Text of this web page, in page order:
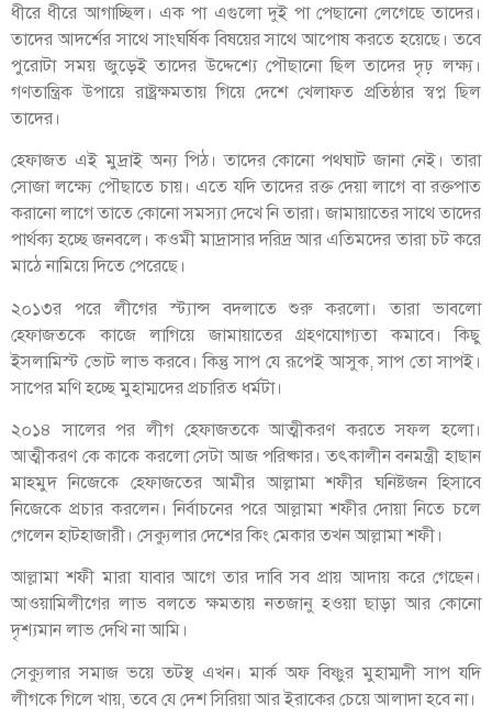
ধীরে ধীরে আগাচ্ছিল। এক পা এগুলো দুই পা পেছানো লেগেছে তাদের।
তাদের আদর্শের সাথে সাংঘর্ষিক বিষয়ের সাথে আপোষ করতে হয়েছে। তবে
পুরোটা সময় জুড়েই তাদের উদ্দেশ্যে পৌছানো ছিল তাদের দৃঢ় লক্ষ্য।
গণতান্ত্রিক উপায়ে রাষ্ট্রক্ষমতায় গিয়ে দেশে খেলাফত প্রতিষ্ঠার স্বপ্ন ছিল
তাদের।
হেফাজত এই মুদ্রাই অন্য পিঠ। তাদের কোনো পথঘাট জানা নেই। তারা
সোজা লক্ষ্যে পৌছাতে চায়। এতে যদি তাদের রক্ত দেয়া লাগে বা রক্তপাত
করানো লাগে তাতে কোনো সমস্যা দেখে নি তারা। জামায়াতের সাথে তাদের
পার্থক্য হচ্ছে জনবলে। কওমী মাদ্রাসার দরিদ্র আর এতিমদের তারা চট করে
মাঠে নামিয়ে দিতে পেরেছে।
২০১৩র পরে লীগের স্ট্যান্স বদলাতে শুরু করলো। তারা ভাবলো
হেফাজতকে কাজে লাগিয়ে জামায়াতের গ্রহণযোগ্যতা কমাবে। কিছু
ইসলামিস্ট ভোট লাভ করবে। কিন্তু সাপ যে রূপেই আসুক, সাপ তো সাপই।
সাপের মণি হচ্ছে মুহাম্মদের প্রচারিত ধর্মটা।
২০১৪ সালের পর লীগ হেফাজতকে আত্মীকরণ করতে সফল হলো।
আত্মীকরণ কে কাকে করলো সেটা আজ পরিষ্কার। তৎকালীন বনমন্ত্রী হাছান
মাহমুদ নিজেকে হেফাজতের আমীর আল্লামা শফীর ঘনিষ্টজন হিসাবে
নিজেকে প্রচার করলেন। নির্বাচনের পরে আল্লামা শফীর দোয়া নিতে চলে
গেলেন হাটহাজারী। সেক্যুলার দেশের কিং মেকার তখন আল্লামা শফী।
আল্লামা শফী মারা যাবার আগে তার দাবি সব প্রায় আদায় করে গেছেন।
আওয়ামিলীগের লাভ বলতে ক্ষমতায় নতজানু হওয়া ছাড়া আর কোনো
দৃশ্যমান লাভ দেখি না আমি।
সেক্যুলার সমাজ ভয়ে তটস্থ এখন। মার্ক অফ বিষ্ণুর মুহাম্মদী সাপ যদি
লীগকে গিলে খায়, তবে যে দেশ সিরিয়া আর ইরাকের চেয়ে আলাদা হবে না।